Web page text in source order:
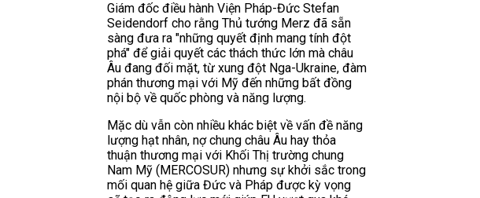
Giám đốc điều hành Viện Pháp-Đức Stefan
Seidendorf cho rằng Thủ tướng Merz đã sẵn
sàng đưa ra "những quyết định mang tính đột
phá" để giải quyết các thách thức lớn mà châu
Âu đang đối mặt, từ xung đột Nga-Ukraine, đàm
phán thương mại với Mỹ đến những bất đồng
nội bộ về quốc phòng và năng lượng.
Mặc dù vẫn còn nhiều khác biệt về vấn đề năng
lượng hạt nhân, nợ chung châu Âu hay thỏa
thuận thương mại với Khối Thị trường chung
Nam Mỹ (MERCOSUR) nhưng sự khởi sắc trong
mối quan hệ giữa Đức và Pháp được kỳ vọng